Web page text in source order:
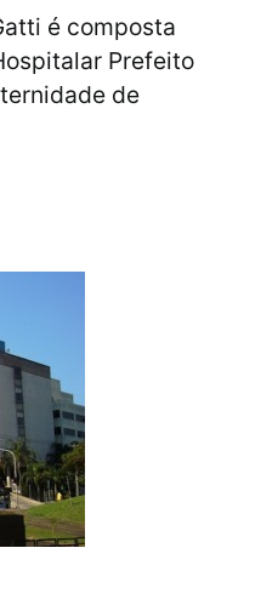
é composta
Prefeito
de